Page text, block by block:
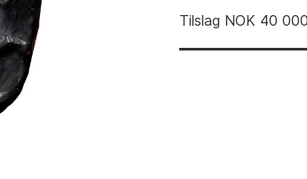
Tilslag NOK 40 000